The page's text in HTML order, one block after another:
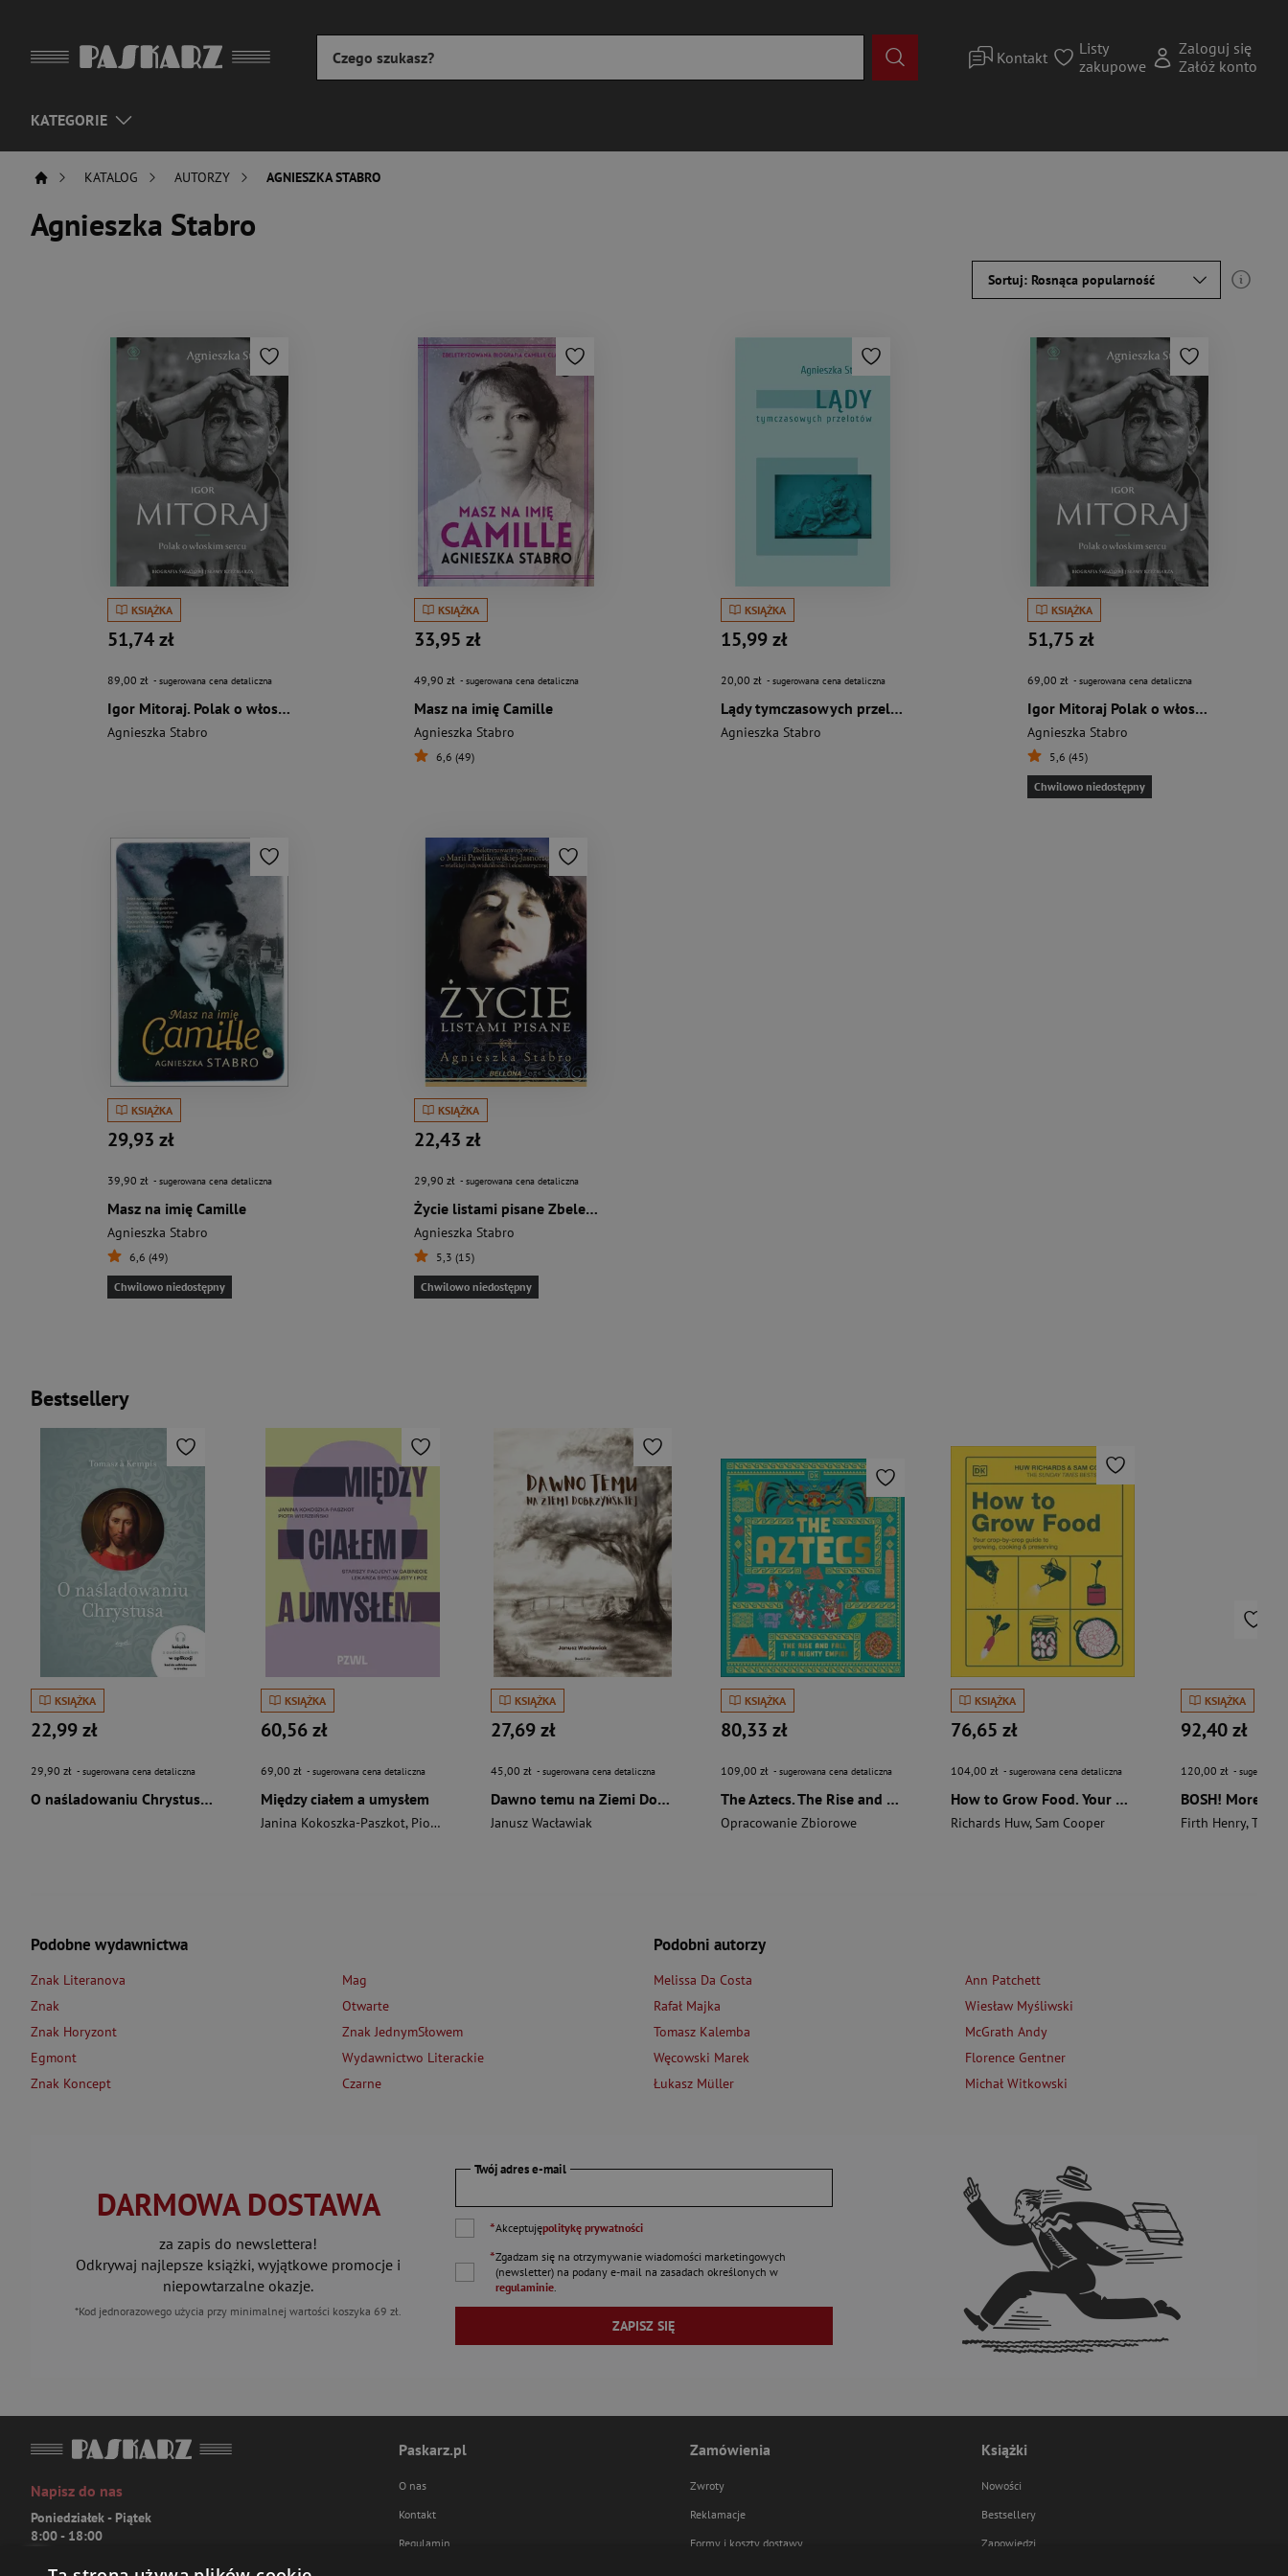
Kontakt
Listy
zakupowe
Zaloguj się
Załóż konto
KATEGORIE
KATALOG AUTORZY AGNIESZKA STABRO
Agnieszka Stabro
Sortuj: Rosnąca popularność
KSIĄŻKA
51,74 zł
89,00 zł - sugerowana cena detaliczna
Igor Mitoraj. Polak o włoskim sercu
Agnieszka Stabro
KSIĄŻKA
33,95 zł
49,90 zł - sugerowana cena detaliczna
Masz na imię Camille
Agnieszka Stabro
6,6 (49)
KSIĄŻKA
15,99 zł
20,00 zł - sugerowana cena detaliczna
Lądy tymczasowych przelotów
Agnieszka Stabro
KSIĄŻKA
51,75 zł
69,00 zł - sugerowana cena detaliczna
Igor Mitoraj Polak o włoskim sercu
Agnieszka Stabro
5,6 (45)
Chwilowo niedostępny
KSIĄŻKA
29,93 zł
39,90 zł - sugerowana cena detaliczna
Masz na imię Camille
Agnieszka Stabro
6,6 (49)
Chwilowo niedostępny
KSIĄŻKA
22,43 zł
29,90 zł - sugerowana cena detaliczna
Życie listami pisane Zbeletryzowana opowieść o Marii Pawlikowskiej-Jasnorzewskiej
Agnieszka Stabro
5,3 (15)
Chwilowo niedostępny
Bestsellery
KSIĄŻKA
22,99 zł
29,90 zł - sugerowana cena detaliczna
O naśladowaniu Chrystusa wyd. 2026
KSIĄŻKA
60,56 zł
69,00 zł - sugerowana cena detaliczna
Między ciałem a umysłem
Janina Kokoszka-Paszkot, Piotr Wierzbiński
KSIĄŻKA
27,69 zł
45,00 zł - sugerowana cena detaliczna
Dawno temu na Ziemi Dobrzyńskiej
Janusz Wacławiak
KSIĄŻKA
80,33 zł
109,00 zł - sugerowana cena detaliczna
The Aztecs. The Rise and Fall of a Mighty Empire
Opracowanie Zbiorowe
KSIĄŻKA
76,65 zł
104,00 zł - sugerowana cena detaliczna
How to Grow Food. Your Crop-by-Crop Guide to Growing, Cooking, & Preserving
Richards Huw, Sam Cooper
KSIĄŻKA
92,40 zł
120,00 zł -
Firth Henry,
Podobne wydawnictwa
Znak Literanova
Znak
Znak Horyzont
Egmont
Znak Koncept
Mag
Otwarte
Znak JednymSłowem
Wydawnictwo Literackie
Czarne
Podobni autorzy
Melissa Da Costa
Rafał Majka
Tomasz Kalemba
Węcowski Marek
Łukasz Müller
Ann Patchett
Wiesław Myśliwski
McGrath Andy
Florence Gentner
Michał Witkowski
DARMOWA DOSTAWA
za zapis do newslettera!
Odkrywaj najlepsze książki, wyjątkowe promocje i
niepowtarzalne okazje.
*Kod jednorazowego użycia przy minimalnej wartości koszyka 69 zł.
Twój adres e-mail
*Akceptujępolitykę prywatności
*Zgadzam się na otrzymywanie wiadomości marketingowych
(newsletter) na podanye-mail na zasadach określonych w
regulaminie
ZAPISZ SIĘ
Napisz do nas
Poniedziałek - Piątek
8:00 - 18:00
Paskarz.pl
O nas
Kontakt
Regulamin
Zamówienia
Zwroty
Reklamacje
Formy i koszty dostawy
Książki
Nowości
Bestsellery
Zapowiedzi